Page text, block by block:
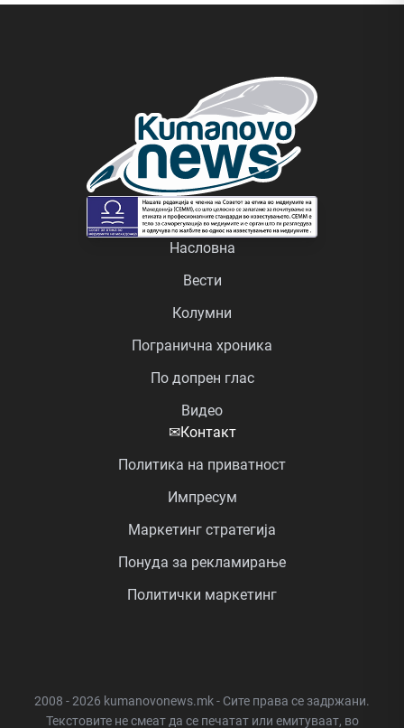
Насловна
Вести
Колумни
Погранична хроника
По допрен глас
Видео
✉Контакт
Политика на приватност
Импресум
Маркетинг стратегија
Понуда за рекламирање
Политички маркетинг
2008 - 2026 kumanovonews.mk - Сите права се задржани.
Текстовите не смеат да се печатат или емитуваат, во